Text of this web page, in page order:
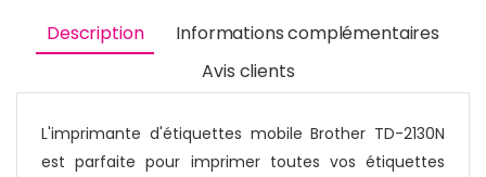
Description
Informations complémentaires
Avis clients
L'imprimante d'étiquettes mobile Brother TD-2130N
est parfaite pour imprimer toutes vos étiquettes